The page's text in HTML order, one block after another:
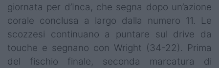
giornata per d’Inca, che segna dopo un’azione
corale conclusa a largo dalla numero 11. Le
scozzesi continuano a puntare sul drive da
touche e segnano con Wright (34-22). Prima
del fischio finale, seconda marcatura di